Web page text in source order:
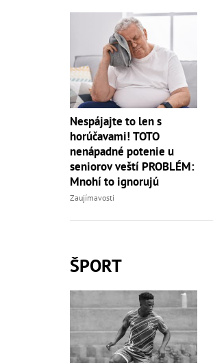
Nespájajte to len s
horúčavami! TOTO
nenápadné potenie u
seniorov veští PROBLÉM:
Mnohí to ignorujú
Zaujímavosti
ŠPORT